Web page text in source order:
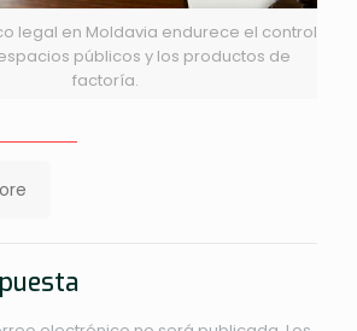
legal en Moldavia endurece el control
públicos y los productos de
factoría.